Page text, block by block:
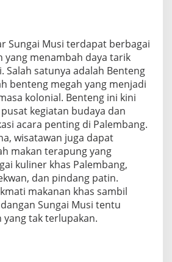
Sungai Musi terdapat berbagai
yang menambah daya tarik
Salah satunya adalah Benteng
benteng megah yang menjadi
kolonial. Benteng ini kini
kegiatan budaya dan
acara penting di Palembang.
wisatawan juga dapat
makan terapung yang
kuliner khas Palembang,
dan pindang patin.
makanan khas sambil
Sungai Musi tentu
yang tak terlupakan.